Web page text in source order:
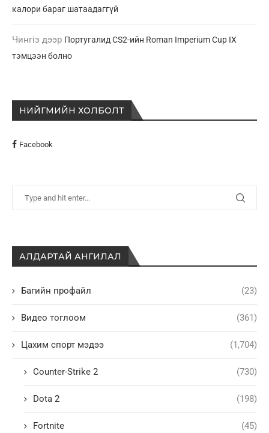
калори бараг шатаадаггүй
Чингіз дээр Португалид CS2-ийн Roman Imperium Cup IX
тэмцээн болно
НИЙГМИЙН ХОЛБОЛТ
Facebook
АЛДАРТАЙ АНГИЛАЛ
Багийн профайл (23)
Видео тоглоом (361)
Цахим спорт мэдээ (1,704)
Counter-Strike 2 (730)
Dota 2 (198)
Fortnite (45)